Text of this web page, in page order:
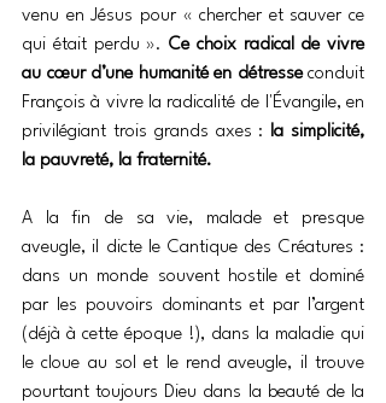
venu en Jésus pour « chercher et sauver ce
qui était perdu ». Ce choix radical de vivre
au cœur d’une humanité en détresse conduit
François à vivre la radicalité de l'Évangile, en
privilégiant trois grands axes :
la simplicité,
la pauvreté, la fraternité.
A la fin de sa vie, malade et presque
aveugle, il dicte le Cantique des Créatures :
dans un monde souvent hostile et dominé
par les pouvoirs dominants et par l’argent
(déjà à cette époque !), dans la maladie qui
le cloue au sol et le rend aveugle, il trouve
pourtant toujours Dieu dans la beauté de la